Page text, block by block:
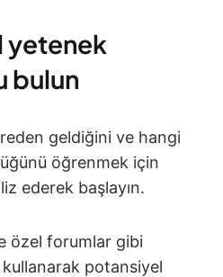
yetenek
bulun
geldiğini ve hangi
öğrenmek için
ederek başlayın.
özel forumlar gibi
potansiyel